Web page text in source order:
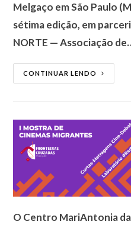
Melgaço em São Paulo
sétima edição, em
NORTE — Associação
CONTINUAR LENDO
O Centro MariAntonia